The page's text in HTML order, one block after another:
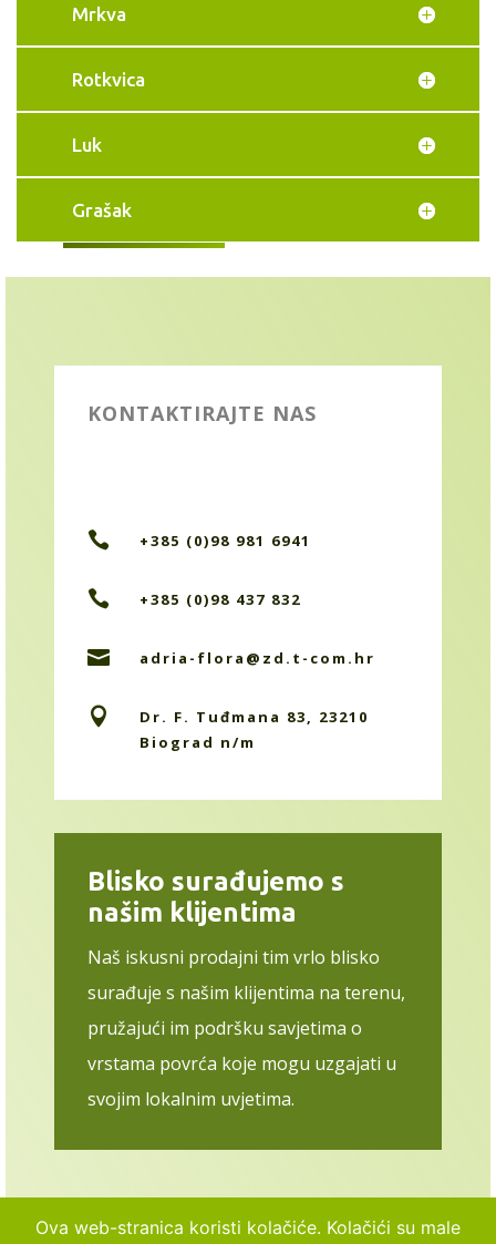
Mrkva
Rotkvica
Luk
Grašak
KONTAKTIRAJTE NAS
 +385 (0)98 981 6941
 +385 (0)98 437 832
 adria-flora@zd.t-com.hr

Dr. F. Tuđmana 83, 23210
Biograd n/m
Blisko surađujemo s
našim klijentima
Naš iskusni prodajni tim vrlo blisko
surađuje s našim klijentima na terenu,
pružajući im podršku savjetima o
vrstama povrća koje mogu uzgajati u
svojim lokalnim uvjetima.
Ova web-stranica koristi kolačiće. Kolačići su male